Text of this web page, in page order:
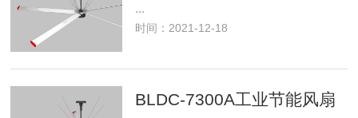
...
时间：2021-12-18
BLDC-7300A工业节能风扇